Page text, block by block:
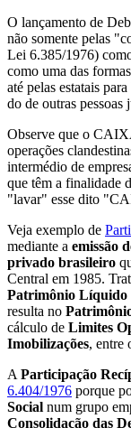
O lançamento de
não somente pelas
Lei 6.385/1976)
como uma das
até pelas estatais
do de outras pessoas
Observe que o
operações
intermédio de
que têm a finalidade
"lavar" esse dito
Veja exemplo de
mediante a emissão
privado brasileiro
Central em 1985.
Patrimônio Líquido
resulta no
cálculo de Limites
Imobilizações, entre
A Participação
6.404/1976 porque
Social num grupo
Consolidação das